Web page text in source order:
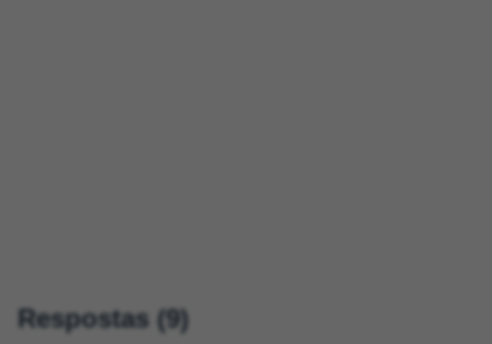
Respostas (9)